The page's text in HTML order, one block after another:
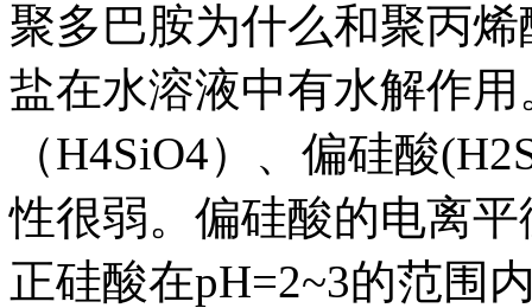
聚多巴胺为什么和聚丙
盐在水溶液中有水解作
（H4SiO4）、偏硅酸
性很弱。偏硅酸的电离
正硅酸在pH=2~3的范围